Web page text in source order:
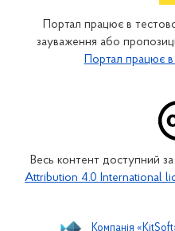
Портал працює в
зауваження або
Портал працює
Весь контент доступний за
Attribution 4.0 International
Компанія